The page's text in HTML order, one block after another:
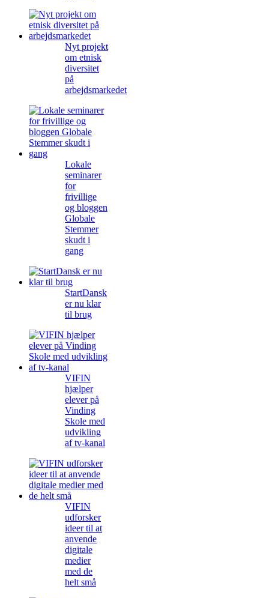
Nyt projekt
om etnisk
diversitet
på
arbejdsmarkedet
Lokale
seminarer
for
frivillige
og bloggen
Globale
Stemmer
skudt i
gang
StartDansk
er nu klar
til brug
VIFIN
hjælper
elever på
Vinding
Skole med
udvikling
af tv-kanal
VIFIN
udforsker
ideer til at
anvende
digitale
medier
med de
helt små